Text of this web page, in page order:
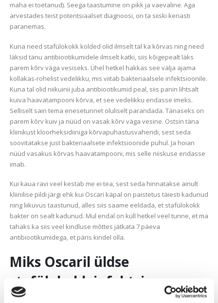
maha ei toetanud). Seega taastumine on pikk ja vaevaline. Aga
arvestades teist potentsiaalset diagnoosi, on ta siiski kenasti
paranemas.
Kuna need stafülokokk kolded olid ilmselt tal ka kõrvas ning need
läksid tänu antibiootikumidele ilmselt katki, siis kõigepealt läks
parem kõrv väga vesiseks. Ühel hetkel hakkas see välja ajama
kollakas-rohelist vedelikku, mis viitab bakteriaalsele infektsioonile.
Kuna tal olid niikuinii juba antibiootikumid peal, siis panin lihtsalt
kuiva haavatampooni kõrva, et see vedelikku endasse imeks.
Selliselt sain tema enesetunnet oluliselt parandada. Tänaseks on
parem kõrv kuiv ja nüüd on vasak kõrv väga vesine. Ostsin täna
kliinikust kloorheksidiiniga kõrvapuhastusvahendi, sest seda
soovitatakse just bakteriaalsete infektsioonide puhul. Ja hoian
nüüd vasakus kõrvas haavatampooni, mis selle niiskuse endasse
imab.
Kui kaua ravi veel kestab me ei tea, sest seda hinnatakse ainult
kliinilise pildi järgi ehk kui Oscari käpal on paistetus täiesti kadunud
ning liikuvus taastunud, alles siis saame eeldada, et stafülokokk
bakter on sealt kadunud. Mul endal on küll hetkel veel tunne, et ma
tahaks ka siis veel kindluse mõttes jätkata 7 päeva
antibiootikumidega, et päris kindel olla.
Miks Oscaril üldse
stafülokokk infektsioon